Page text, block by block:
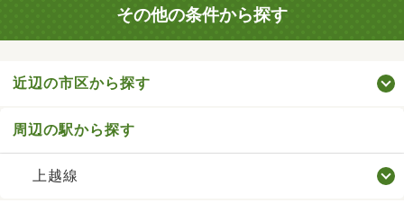
その他の条件から探す
近辺の市区から探す
周辺の駅から探す
上越線